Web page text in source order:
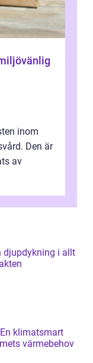
inom
Den är
av
djupdykning i allt
klimatsmart
värmebehov